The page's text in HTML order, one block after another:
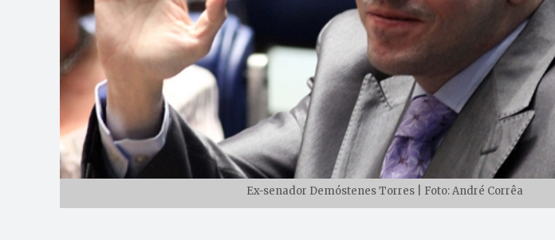
Ex-senador Demóstenes Torres | Foto: André Corrêa